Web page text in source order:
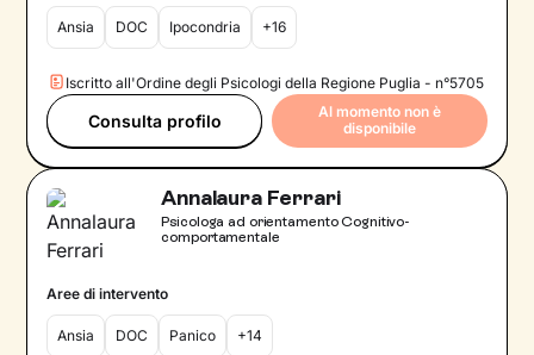
Ansia DOC Ipocondria +16
Iscritto all'Ordine degli Psicologi della Regione Puglia - n°5705
Consulta profilo
Al momento non è
disponibile
Annalaura Ferrari
Psicologa ad orientamento Cognitivo-
comportamentale
Aree di intervento
Ansia DOC Panico +14